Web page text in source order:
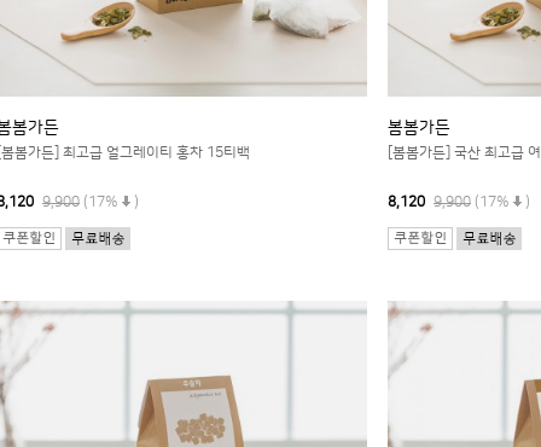
봄가든
봄가든] 최고급 얼그레이티 홍차 15티백
9,900 (17% )
봄봄가든
[봄봄가든] 국산 최고급
8,120 9,900 (17% )